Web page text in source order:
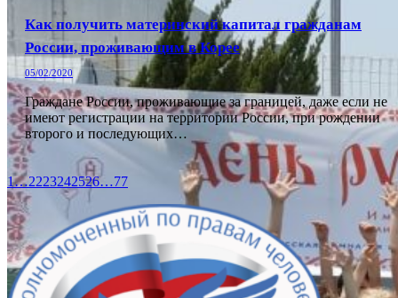
Как получить материнский капитал гражданам
России, проживающим в Корее
05/02/2020
Граждане России, проживающие за границей, даже если не
имеют регистрации на территории России, при рождении
второго и последующих…
1…2223242526…77